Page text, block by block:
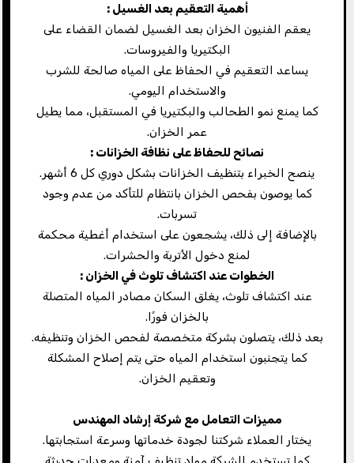
أهمية التعقيم بعد الغسيل :
يعقم الفنيون الخزان بعد الغسيل لضمان القضاء على
البكتيريا والفيروسات.
يساعد التعقيم في الحفاظ على المياه صالحة للشرب
والاستخدام اليومي.
كما يمنع نمو الطحالب والبكتيريا في المستقبل، مما يطيل
عمر الخزان.
نصائح للحفاظ على نظافة الخزانات :
ينصح الخبراء بتنظيف الخزانات بشكل دوري كل 6 أشهر.
كما يوصون بفحص الخزان بانتظام للتأكد من عدم وجود
تسربات.
بالإضافة إلى ذلك، يشجعون على استخدام أغطية محكمة
لمنع دخول الأتربة والحشرات.
الخطوات عند اكتشاف تلوث في الخزان :
عند اكتشاف تلوث، يغلق السكان مصادر المياه المتصلة
بالخزان فورًا.
بعد ذلك، يتصلون بشركة متخصصة لفحص الخزان وتنظيفه.
كما يتجنبون استخدام المياه حتى يتم إصلاح المشكلة
وتعقيم الخزان.
مميزات التعامل مع شركة إرشاد المهندس
يختار العملاء شركتنا لجودة خدماتها وسرعة استجابتها.